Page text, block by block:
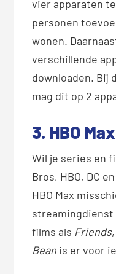
vier apparaten
personen
wonen.
verschillende
downloaden. Bij
mag dit op 2
3. HBO Max
Wil je series en
Bros, HBO, DC
HBO Max
streamingdienst
films als Friends,
Bean is er voor